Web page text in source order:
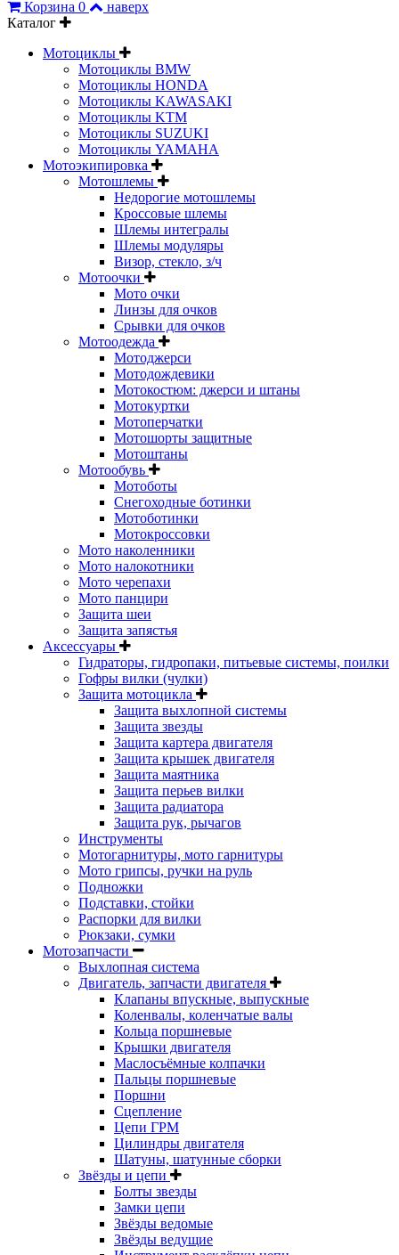
Корзина 0
наверх
Каталог
Мотоциклы
Мотоциклы BMW
Мотоциклы HONDA
Мотоциклы KAWASAKI
Мотоциклы KTM
Мотоциклы SUZUKI
Мотоциклы YAMAHA
Мотоэкипировка
Мотошлемы
Недорогие мотошлемы
Кроссовые шлемы
Шлемы интегралы
Шлемы модуляры
Визор, стекло, з/ч
Мотоочки
Мото очки
Линзы для очков
Срывки для очков
Мотоодежда
Мотоджерси
Мотодождевики
Мотокостюм: джерси и штаны
Мотокуртки
Мотоперчатки
Мотошорты защитные
Мотоштаны
Мотообувь
Мотоботы
Снегоходные ботинки
Мотоботинки
Мотокроссовки
Мото наколенники
Мото налокотники
Мото черепахи
Мото панцири
Защита шеи
Защита запястья
Аксессуары
Гидраторы, гидропаки, питьевые системы, поилки
Гофры вилки (чулки)
Защита мотоцикла
Защита выхлопной системы
Защита звезды
Защита картера двигателя
Защита крышек двигателя
Защита маятника
Защита перьев вилки
Защита радиатора
Защита рук, рычагов
Инструменты
Мотогарнитуры, мото гарнитуры
Мото грипсы, ручки на руль
Подножки
Подставки, стойки
Распорки для вилки
Рюкзаки, сумки
Мотозапчасти
Выхлопная система
Двигатель, запчасти двигателя
Клапаны впускные, выпускные
Коленвалы, коленчатые валы
Кольца поршневые
Крышки двигателя
Маслосъёмные колпачки
Пальцы поршневые
Поршни
Сцепление
Цепи ГРМ
Цилиндры двигателя
Шатуны, шатунные сборки
Звёзды и цепи
Болты звезды
Замки цепи
Звёзды ведомые
Звёзды ведущие